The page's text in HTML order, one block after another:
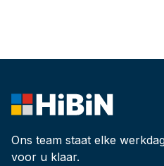
Ons team staat elke
voor u klaar.